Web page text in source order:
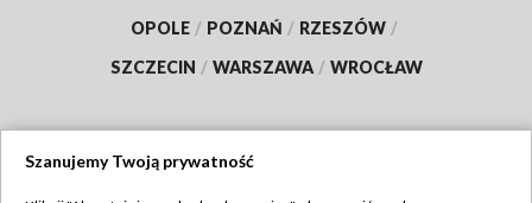
OPOLE / POZNAŃ / RZESZÓW /
SZCZECIN / WARSZAWA / WROCŁAW
Szanujemy Twoją prywatność